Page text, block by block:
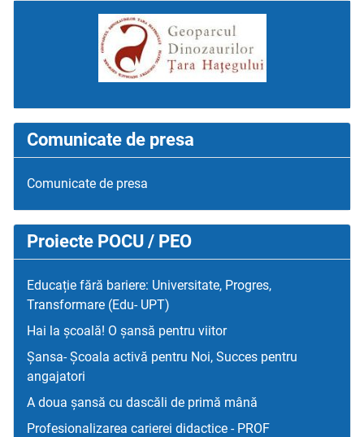
Comunicate de presa
Comunicate de presa
Proiecte POCU / PEO
Educație fără bariere: Universitate, Progres,
Transformare (Edu- UPT)
Hai la școală! O șansă pentru viitor
Șansa- Școala activă pentru Noi, Succes pentru
angajatori
A doua șansă cu dascăli de primă mână
Profesionalizarea carierei didactice - PROF